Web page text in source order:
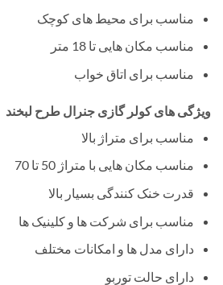
مناسب برای محیط های کوچک
مناسب مکان هایی تا 18 متر
مناسب برای اتاق خواب
ویژگی های کولر گازی جنرال طرح لبخند
مناسب برای متراژ بالا
مناسب مکان هایی با متراژ 50 تا 70
قدرت خنک کنندگی بسیار بالا
مناسب برای شرکت ها و کلینیک ها
دارای مدل ها و امکانات مختلف
دارای حالت توربو